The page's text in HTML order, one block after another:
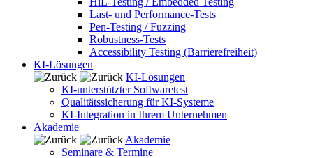
Last- und Performance-Tests
Pen-Testing / Fuzzing
Robustness-Tests
Accessibility Testing (Barrierefreiheit)
KI-Lösungen
KI-Lösungen
KI-unterstützter Softwaretest
Qualitätssicherung für KI-Systeme
KI-Integration in Ihrem Unternehmen
Akademie
Akademie
Seminare & Termine